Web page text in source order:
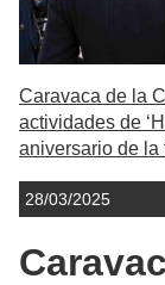
Caravaca de la
actividades de
aniversario de la
28/03/2025